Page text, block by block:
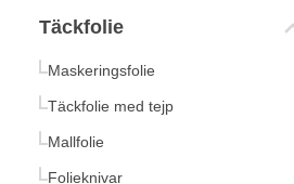
Täckfolie
Maskeringsfolie
Täckfolie med tejp
Mallfolie
Folieknivar